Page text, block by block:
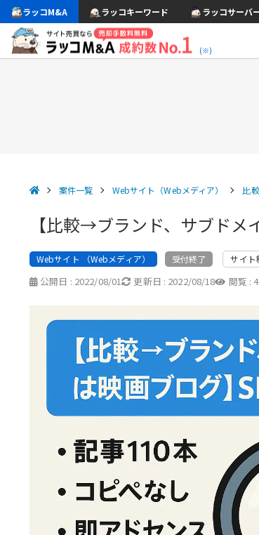
ラッコM&A ラッコキーワード ラッコサーバ
(※)
案件一覧 Webサイト（Webメディア） 比較
【比較→ブランド、サブドメ
Webサイト （Webメディア） 受付終了 サイト
公開日 : 2022/08/01 更新日 : 2022/08/18 閲覧 :